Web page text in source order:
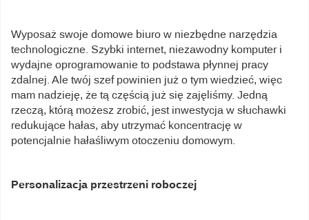
Wyposaż swoje domowe biuro w niezbędne narzędzia
technologiczne. Szybki internet, niezawodny komputer i
wydajne oprogramowanie to podstawa płynnej pracy
zdalnej. Ale twój szef powinien już o tym wiedzieć, więc
mam nadzieję, że tą częścią już się zajęliśmy. Jedną
rzeczą, którą możesz zrobić, jest inwestycja w słuchawki
redukujące hałas, aby utrzymać koncentrację w
potencjalnie hałaśliwym otoczeniu domowym.
Personalizacja przestrzeni roboczej